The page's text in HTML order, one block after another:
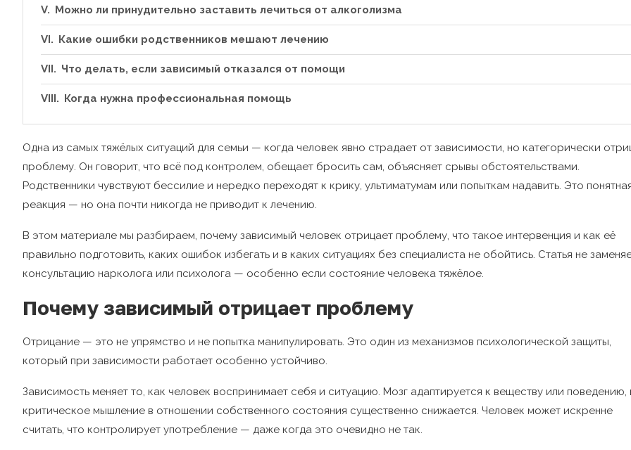
Можно ли принудительно заставить лечиться от алкоголизма
Какие ошибки родственников мешают лечению
Что делать, если зависимый отказался от помощи
Когда нужна профессиональная помощь
Одна из самых тяжёлых ситуаций для семьи — когда человек явно страдает от зависимости, но категорически
проблему. Он говорит, что всё под контролем, обещает бросить сам, объясняет срывы обстоятельствами.
Родственники чувствуют бессилие и нередко переходят к крику, ультиматумам или попыткам надавить. Это
реакция — но она почти никогда не приводит к лечению.
В этом материале мы разбираем, почему зависимый человек отрицает проблему, что такое интервенция и как её
правильно подготовить, каких ошибок избегать и в каких ситуациях без специалиста не обойтись. Статья не
консультацию нарколога или психолога — особенно если состояние человека тяжёлое.
Почему зависимый отрицает проблему
Отрицание — это не упрямство и не попытка манипулировать. Это один из механизмов психологической защиты,
который при зависимости работает особенно устойчиво.
Зависимость меняет то, как человек воспринимает себя и ситуацию. Мозг адаптируется к веществу или поведению,
критическое мышление в отношении собственного состояния существенно снижается. Человек может искренне
считать, что контролирует употребление — даже когда это очевидно не так.
Гіперактивність у
29.07.2025